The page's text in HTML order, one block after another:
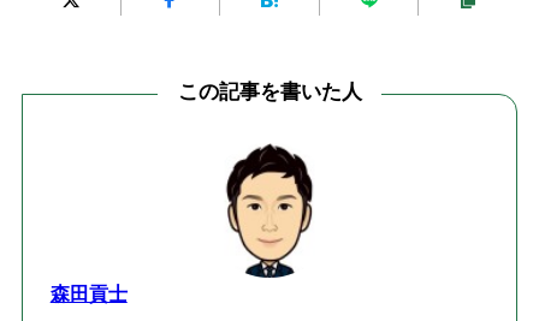
この記事を書いた人
森田貢士